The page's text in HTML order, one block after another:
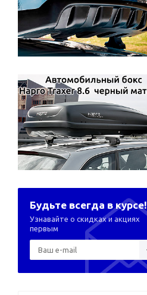
Будьте всегда в курсе!
Узнавайте о скидках и акциях
первым